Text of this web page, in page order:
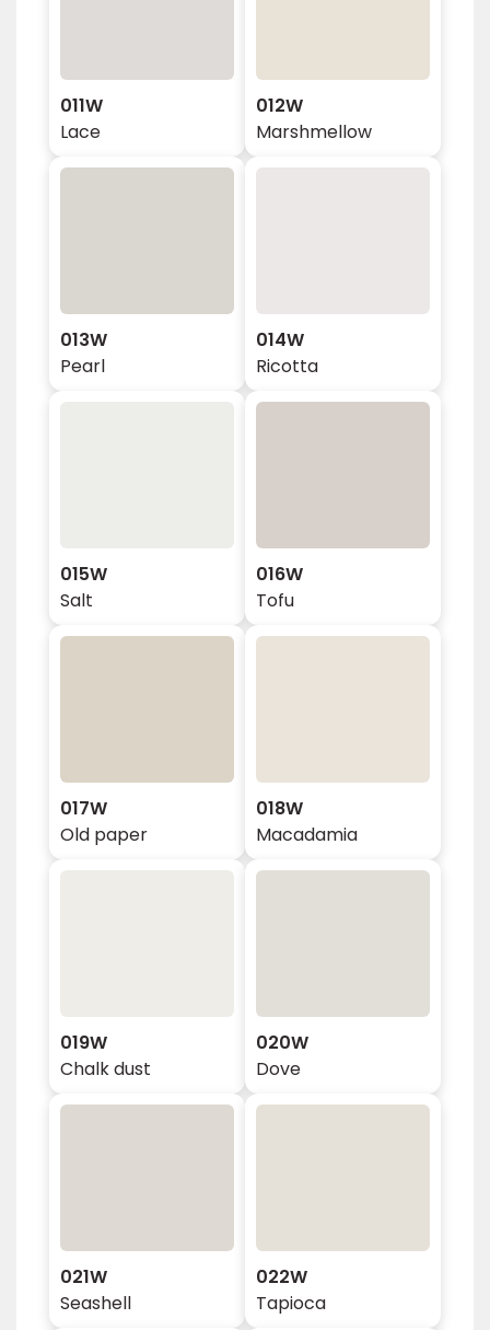
011W
Lace
012W
Marshmellow
013W
Pearl
014W
Ricotta
015W
Salt
016W
Tofu
017W
Old paper
018W
Macadamia
019W
Chalk dust
020W
Dove
021W
Seashell
022W
Tapioca